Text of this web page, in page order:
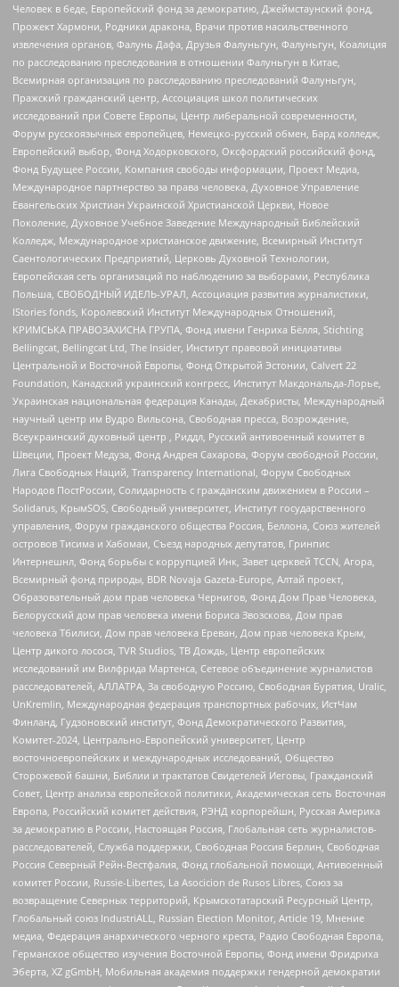
Человек в беде, Европейский фонд за демократию, Джеймстаунский фонд,
Прожект Хармони, Родники дракона, Врачи против насильственного
извлечения органов, Фалунь Дафа, Друзья Фалуньгун, Фалуньгун, Коалиция
по расследованию преследования в отношении Фалуньгун в Китае,
Всемирная организация по расследованию преследований Фалуньгун,
Пражский гражданский центр, Ассоциация школ политических
исследований при Совете Европы, Центр либеральной современности,
Форум русскоязычных европейцев, Немецко-русский обмен, Бард колледж,
Европейский выбор, Фонд Ходорковского, Оксфордский российский фонд,
Фонд Будущее России, Компания свободы информации, Проект Медиа,
Международное партнерство за права человека, Духовное Управление
Евангельских Христиан Украинской Христианской Церкви, Новое
Поколение, Духовное Учебное Заведение Международный Библейский
Колледж, Международное христианское движение, Всемирный Институт
Саентологических Предприятий, Церковь Духовной Технологии,
Европейская сеть организаций по наблюдению за выборами, Республика
Польша, СВОБОДНЫЙ ИДЕЛЬ-УРАЛ, Ассоциация развития журналистики,
IStories fonds, Королевский Институт Международных Отношений,
КРИМСЬКА ПРАВОЗАХИСНА ГРУПА, Фонд имени Генриха Бёлля, Stichting
Bellingcat, Bellingcat Ltd, The Insider, Институт правовой инициативы
Центральной и Восточной Европы, Фонд Открытой Эстонии, Calvert 22
Foundation, Канадский украинский конгресс, Институт Макдональда-Лорье,
Украинская национальная федерация Канады, Декабристы, Международный
научный центр им Вудро Вильсона, Свободная пресса, Возрождение,
Всеукраинский духовный центр , Риддл, Русский антивоенный комитет в
Швеции, Проект Медуза, Фонд Андрея Сахарова, Форум свободной России,
Лига Свободных Наций, Transparеncy International, Форум Свободных
Народов ПостРоссии, Солидарность с гражданским движением в России –
Solidarus, КрымSOS, Свободный университет, Институт государственного
управления, Форум гражданского общества Россия, Беллона, Союз жителей
островов Тисима и Хабомаи, Съезд народных депутатов, Гринпис
Интернешнл, Фонд борьбы с коррупцией Инк, Завет церквей TCCN, Агора,
Всемирный фонд природы, BDR Novaja Gazeta-Europe, Алтай проект,
Образовательный дом прав человека Чернигов, Фонд Дом Прав Человека,
Белорусский дом прав человека имени Бориса Звозскова, Дом прав
человека Тбилиси, Дом прав человека Ереван, Дом прав человека Крым,
Центр дикого лосося, TVR Studios, ТВ Дождь, Центр европейских
исследований им Вилфрида Мартенса, Сетевое объединение журналистов
расследователей, АЛЛАТРА, За свободную Россию, Свободная Бурятия, Uralic,
UnKremlin, Международная федерация транспортных рабочих, ИстЧам
Финланд, Гудзоновский институт, Фонд Демократического Развития,
Комитет-2024, Центрально-Европейский университет, Центр
восточноевропейских и международных исследований, Общество
Сторожевой башни, Библии и трактатов Свидетелей Иеговы, Гражданский
Совет, Центр анализа европейской политики, Академическая сеть Восточная
Европа, Российский комитет действия, РЭНД корпорейшн, Русская Америка
за демократию в России, Настоящая Россия, Глобальная сеть журналистов-
расследователей, Служба поддержки, Свободная Россия Берлин, Свободная
Россия Северный Рейн-Вестфалия, Фонд глобальной помощи, Антивоенный
комитет России, Russie-Libertes, La Asocicion de Rusos Libres, Союз за
возвращение Северных территорий, Крымскотатарский Ресурсный Центр,
Глобальный союз IndustriALL, Russian Election Monitor, Article 19, Мнение
медиа, Федерация анархического черного креста, Радио Свободная Европа,
Германское общество изучения Восточной Европы, Фонд имени Фридриха
Эберта, XZ gGmbH, Мобильная академия поддержки гендерной демократии